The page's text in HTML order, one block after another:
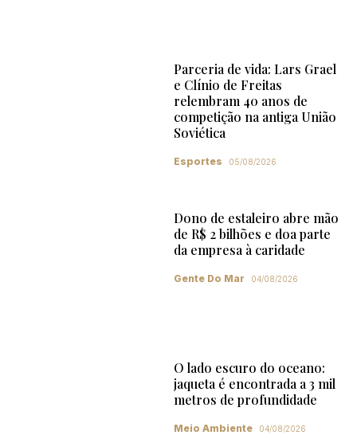
Parceria de vida: Lars Grael
e Clínio de Freitas
relembram 40 anos de
competição na antiga União
Soviética
Esportes 05/08/2026
Dono de estaleiro abre mão
de R$ 2 bilhões e doa parte
da empresa à caridade
Gente Do Mar 04/08/2026
O lado escuro do oceano:
jaqueta é encontrada a 3 mil
metros de profundidade
Meio Ambiente 04/08/2026